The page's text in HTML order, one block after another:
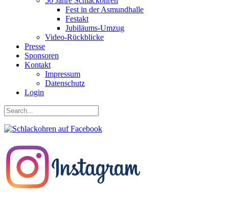
Fest in der Asmundhalle
Festakt
Jubiläums-Umzug
Video-Rückblicke
Presse
Sponsoren
Kontakt
Impressum
Datenschutz
Login